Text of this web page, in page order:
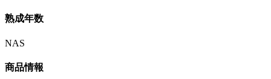
熟成年数
NAS
商品情報